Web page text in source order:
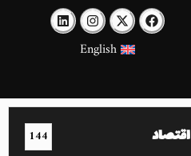
English
اقتصاد 144